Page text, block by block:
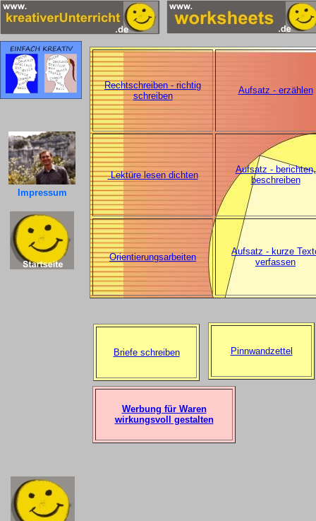
Impressum
Rechtschreiben - richtig
schreiben
Aufsatz - erzählen
Lektüre lesen dichten
Aufsatz - berichten,
beschreiben
Orientierungsarbeiten
Aufsatz - kurze
verfassen
Briefe schreiben Pinnwandzettel
Werbung für Waren
wirkungsvoll gestalten